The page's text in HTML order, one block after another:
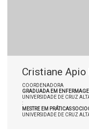
Cristiane
COORDENADORA
GRADUADA EM
UNIVERSIDADE DE CRUZ
:
MESTRE EM PRÁTICAS
UNIVERSIDADE DE CRUZ